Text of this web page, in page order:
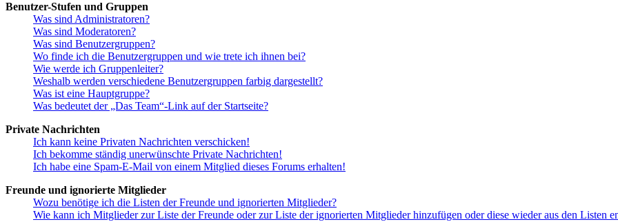
Benutzer-Stufen und Gruppen
Was sind Administratoren?
Was sind Moderatoren?
Was sind Benutzergruppen?
Wo finde ich die Benutzergruppen und wie trete ich ihnen bei?
Wie werde ich Gruppenleiter?
Weshalb werden verschiedene Benutzergruppen farbig dargestellt?
Was ist eine Hauptgruppe?
Was bedeutet der „Das Team“-Link auf der Startseite?
Private Nachrichten
Ich kann keine Privaten Nachrichten verschicken!
Ich bekomme ständig unerwünschte Private Nachrichten!
Ich habe eine Spam-E-Mail von einem Mitglied dieses Forums erhalten!
Freunde und ignorierte Mitglieder
Wozu benötige ich die Listen der Freunde und ignorierten Mitglieder?
Wie kann ich Mitglieder zur Liste der Freunde oder zur Liste der ignorierten Mitglieder hinzufügen oder diese wieder aus den Listen